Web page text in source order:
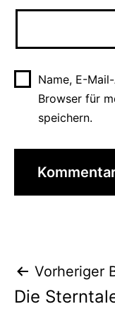
Name, E-
Browser für
speichern.
Vorheriger
Die